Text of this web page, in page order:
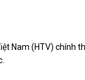
Nam (HTV) chính